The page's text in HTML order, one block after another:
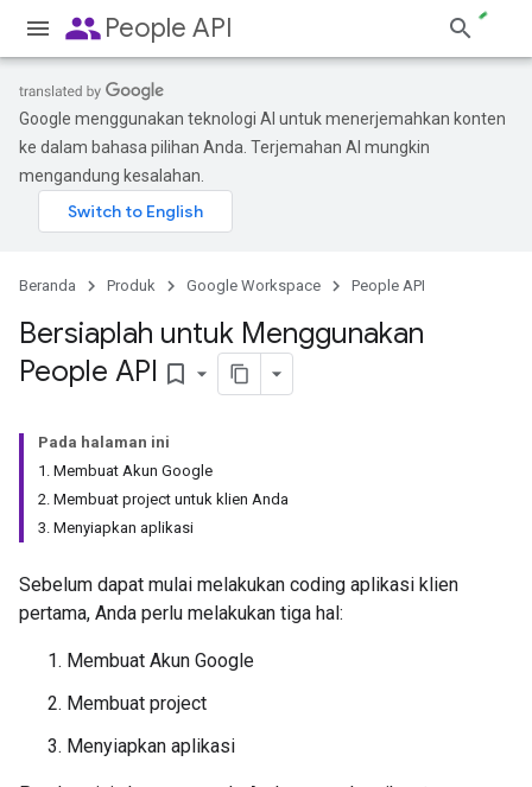
peoplePeople API
Google menggunakan teknologi AI untuk menerjemahkan konten
ke dalam bahasa pilihan Anda. Terjemahan AI mungkin
mengandung kesalahan.
Beranda Produk Google Workspace People API
Bersiaplah untuk Menggunakan
People API bookmark_border
Pada halaman ini
1. Membuat Akun Google
2. Membuat project untuk klien Anda
3. Menyiapkan aplikasi
Sebelum dapat mulai melakukan coding aplikasi klien
pertama, Anda perlu melakukan tiga hal:
Membuat Akun Google
Membuat project
Menyiapkan aplikasi